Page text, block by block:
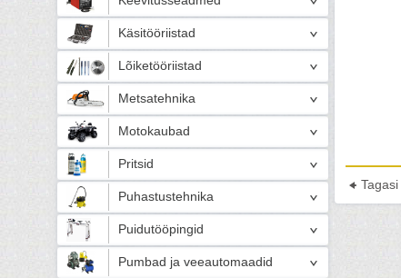
Käsitööriistad
Lõiketööriistad
Metsatehnika
Motokaubad
Pritsid
Puhastustehnika
Puidutööpingid
Pumbad ja veeautomaadid
Tagasi